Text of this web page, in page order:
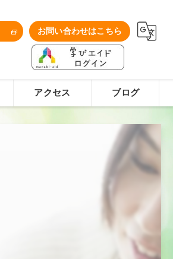
お問い合わせはこちら
アクセス ブログ